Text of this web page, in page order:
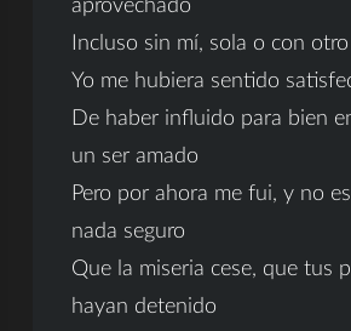
aprovechado
Incluso sin mí, sola o con
Yo me hubiera sentido
De haber influido para bien
un ser amado
Pero por ahora me fui, y no
nada seguro
Que la miseria cese, que tus
hayan detenido